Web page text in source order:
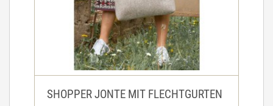
SHOPPER JONTE MIT FLECHTGURTEN